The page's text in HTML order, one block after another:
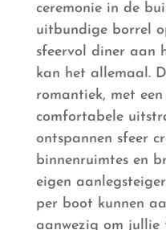
ceremonie in de
uitbundige borrel
sfeervol diner aan
kan het allemaal.
romantiek, met
comfortabele
ontspannen sfeer
binnenruimtes en
eigen
per boot kunnen
aanwezig om